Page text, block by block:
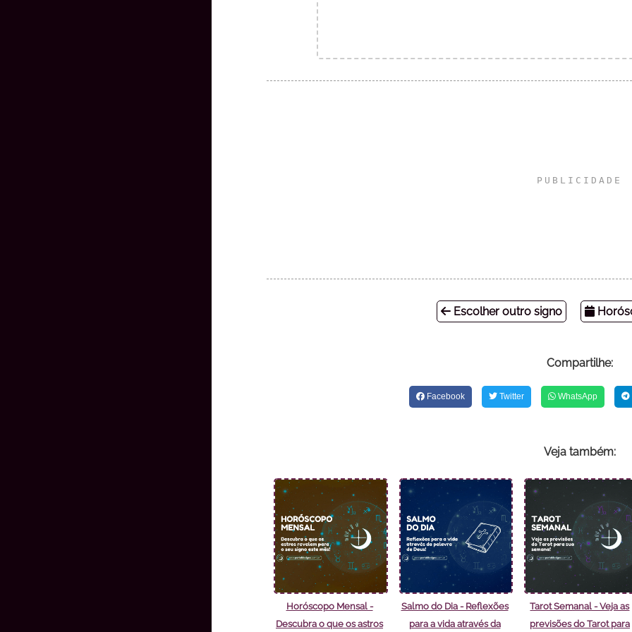
Escolher outro signo
Compartilhe:
Facebook Twitter WhatsApp
Veja também:
Horóscopo Mensal -
Descubra o que os astros
Salmo do Dia - Reflexões
para a vida através da
Tarot Semanal - Veja as
previsões do Tarot para